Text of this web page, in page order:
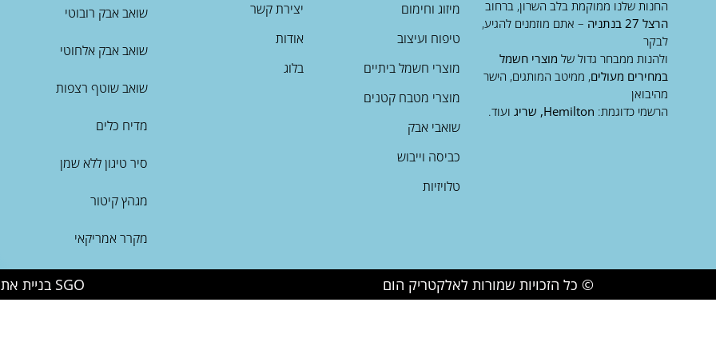
החנות שלנו ממוקמת בלב השרון, ברחוב
הרצל 27 בנתניה
– אתם מוזמנים להגיע,
לבקר
ולהנות ממבחר גדול של מוצרי חשמל
במחירים מעולים, ממיטב המותגים, הישר
מהיבואן
הרשמי כדוגמת: Hemilton, שריג ועוד.
מיזוג וחימום
טיפוח ועיצוב
מוצרי חשמל ביתיים
מוצרי מטבח קטנים
שואבי אבק
כביסה וייבוש
טלויזיות
יצירת קשר
אודות
בלוג
שואב אבק רובוטי
שואב אבק אלחוטי
שואב שוטף רצפות
מדיח כלים
סיר טיגון ללא שמן
מגהץ קיטור
מקרר אמריקאי
© כל הזכויות שמורות לאלקטריק הום SGO בניית אתרים